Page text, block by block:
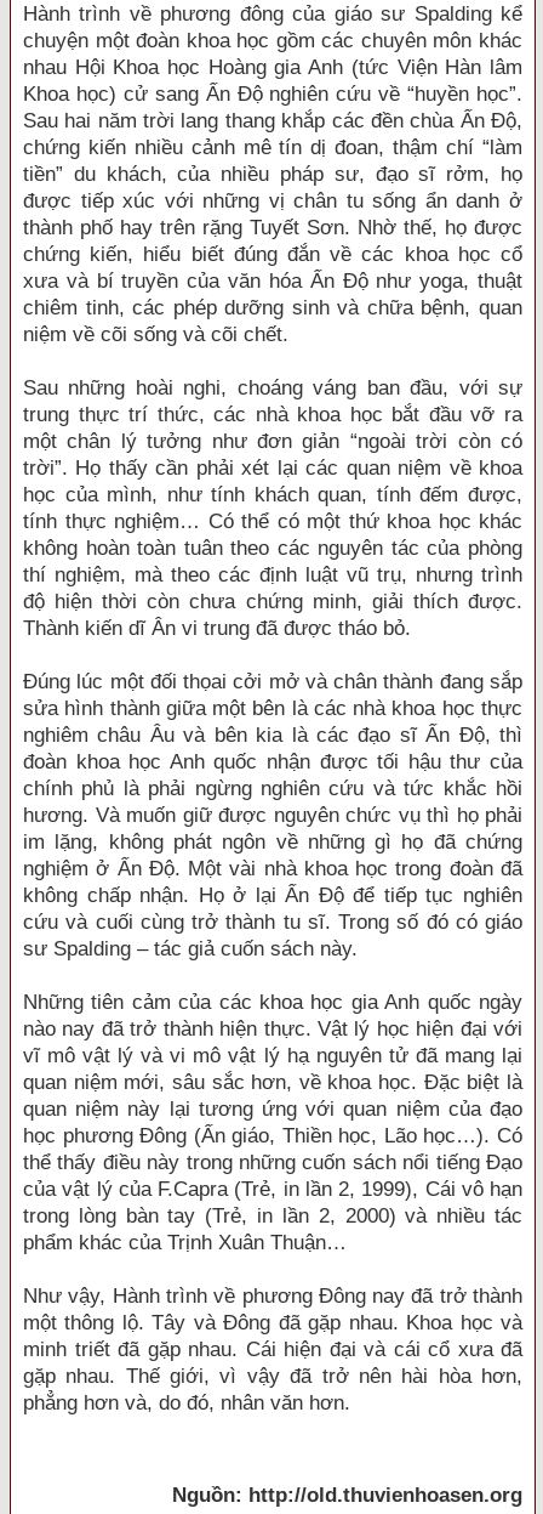
Hành trình về phương đông của giáo sư Spalding kể
chuyện một đoàn khoa học gồm các chuyên môn khác
nhau Hội Khoa học Hoàng gia Anh (tức Viện Hàn lâm
Khoa học) cử sang Ấn Độ nghiên cứu về “huyền học”.
Sau hai năm trời lang thang khắp các đền chùa Ấn Độ,
chứng kiến nhiều cảnh mê tín dị đoan, thậm chí “làm
tiền” du khách, của nhiều pháp sư, đạo sĩ rởm, họ
được tiếp xúc với những vị chân tu sống ẩn danh ở
thành phố hay trên rặng Tuyết Sơn. Nhờ thế, họ được
chứng kiến, hiểu biết đúng đắn về các khoa học cổ
xưa và bí truyền của văn hóa Ấn Độ như yoga, thuật
chiêm tinh, các phép dưỡng sinh và chữa bệnh, quan
niệm về cõi sống và cõi chết.
Sau những hoài nghi, choáng váng ban đầu, với sự
trung thực trí thức, các nhà khoa học bắt đầu vỡ ra
một chân lý tưởng như đơn giản “ngoài trời còn có
trời”. Họ thấy cần phải xét lại các quan niệm về khoa
học của mình, như tính khách quan, tính đếm được,
tính thực nghiệm… Có thể có một thứ khoa học khác
không hoàn toàn tuân theo các nguyên tác của phòng
thí nghiệm, mà theo các định luật vũ trụ, nhưng trình
độ hiện thời còn chưa chứng minh, giải thích được.
Thành kiến dĩ Ân vi trung đã được tháo bỏ.
Đúng lúc một đối thọai cởi mở và chân thành đang sắp
sửa hình thành giữa một bên là các nhà khoa học thực
nghiêm châu Âu và bên kia là các đạo sĩ Ấn Độ, thì
đoàn khoa học Anh quốc nhận được tối hậu thư của
chính phủ là phải ngừng nghiên cứu và tức khắc hồi
hương. Và muốn giữ được nguyên chức vụ thì họ phải
im lặng, không phát ngôn về những gì họ đã chứng
nghiệm ở Ấn Độ. Một vài nhà khoa học trong đoàn đã
không chấp nhận. Họ ở lại Ấn Độ để tiếp tục nghiên
cứu và cuối cùng trở thành tu sĩ. Trong số đó có giáo
sư Spalding – tác giả cuốn sách này.
Những tiên cảm của các khoa học gia Anh quốc ngày
nào nay đã trở thành hiện thực. Vật lý học hiện đại với
vĩ mô vật lý và vi mô vật lý hạ nguyên tử đã mang lại
quan niệm mới, sâu sắc hơn, về khoa học. Đặc biệt là
quan niệm này lại tương ứng với quan niệm của đạo
học phương Đông (Ấn giáo, Thiền học, Lão học…). Có
thể thấy điều này trong những cuốn sách nổi tiếng Đạo
của vật lý của F.Capra (Trẻ, in lần 2, 1999), Cái vô hạn
trong lòng bàn tay (Trẻ, in lần 2, 2000) và nhiều tác
phẩm khác của Trịnh Xuân Thuận…
Như vậy, Hành trình về phương Đông nay đã trở thành
một thông lộ. Tây và Đông đã gặp nhau. Khoa học và
minh triết đã gặp nhau. Cái hiện đại và cái cổ xưa đã
gặp nhau. Thế giới, vì vậy đã trở nên hài hòa hơn,
phẳng hơn và, do đó, nhân văn hơn.
Nguồn: http://old.thuvienhoasen.org